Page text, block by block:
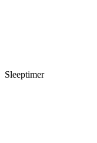
Sleeptimer